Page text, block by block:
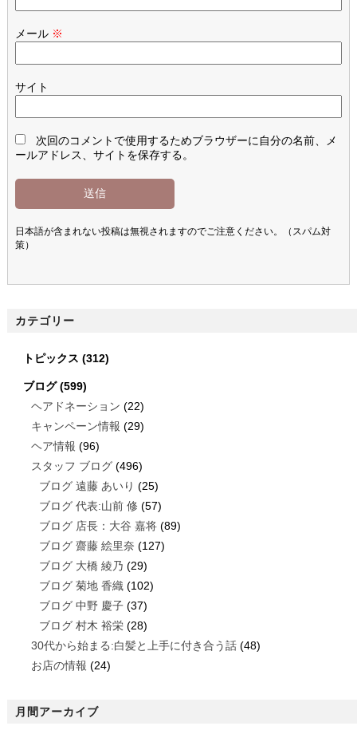
メール ※
サイト
次回のコメントで使用するためブラウザーに自分の名前、メ
ールアドレス、サイトを保存する。
日本語が含まれない投稿は無視されますのでご注意ください。（スパム対
策）
カテゴリー
トピックス (312)
ブログ(599)
ヘアドネーション (22)
キャンペーン情報 (29)
ヘア情報 (96)
スタッフ ブログ(496)
ブログ 遠藤 あいり (25)
ブログ 代表:山前 修 (57)
ブログ 店長：大谷 嘉将(89)
ブログ 齋藤 絵里奈 (127)
ブログ 大橋 綾乃 (29)
ブログ 菊地 香織(102)
ブログ 中野 慶子(37)
ブログ 村木 裕栄(28)
30代から始まる:白髪と上手に付き合う話(48)
お店の情報 (24)
月間アーカイブ